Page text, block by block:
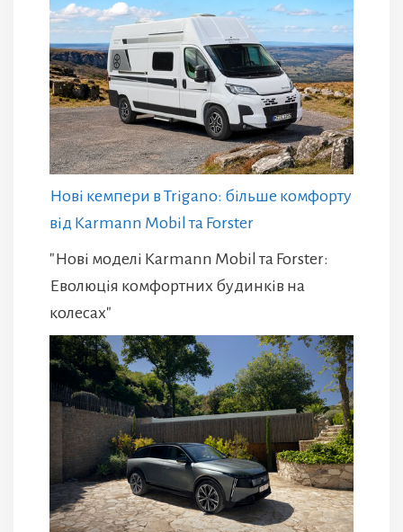
Нові кемпери в Trigano: більше комфорту
від Karmann Mobil та Forster
"Нові моделі Karmann Mobil та Forster:
Еволюція комфортних будинків на
колесах"